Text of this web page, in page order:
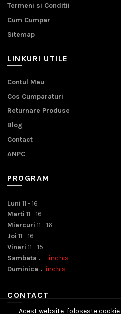
Termeni si Conditii
Cum Cumpar
Sitemap
LINKURI UTILE
Contul Meu
Cos Cumparaturi
Returnare Produse
Blog
Contact
ANPC
PROGRAM
Luni 11 - 16
Marti 11 - 16
Miercuri 11 - 16
Joi 11 - 16
Vineri 11 - 15
Sambata . inchis
Duminica . inchis
CONTACT
Acest website foloseste